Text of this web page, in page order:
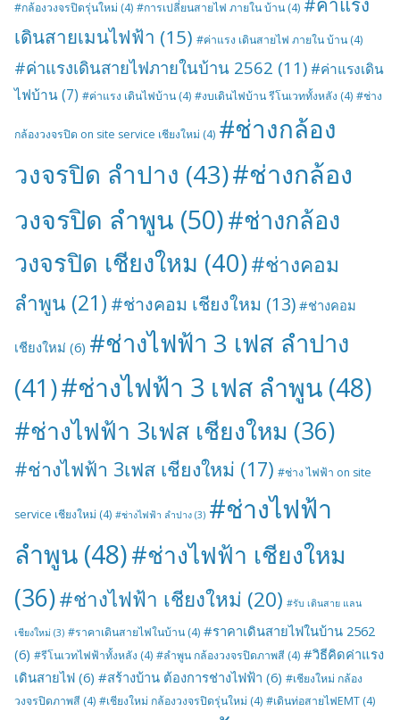
#กล้องวงจรปิดรุ่นใหม่ (4) #การเปลี่ยนสายไฟ ภายใน บ้าน (4)
เดินสายเมนไฟฟ้า (15) #ค่าแรง เดินสายไฟ ภายใน บ้าน (4)
#ค่าแรงเดินสายไฟภายในบ้าน 2562 (11) #ค่าแรงเดิน
ไฟบ้าน(7) #ค่าแรง เดินไฟบ้าน (4) #งบเดินไฟบ้าน รีโนเวททั้งหลัง (4) #ช่าง
กล้องวงจรปิด on site service เชียงใหม่ (4) #ช่างกล้อง
วงจรปิด ลำปาง (43)#ช่างกล้อง
วงจรปิด ลำพูน (50)#ช่างกล้อง
วงจรปิด เชียงใหม (40)#ช่างคอม
ลำพูน (21) #ช่างคอม เชียงใหม (13) #ช่างคอม
เชียงใหม่ (6) #ช่างไฟฟ้า 3 เฟส ลำปาง
(41)#ช่างไฟฟ้า 3 เฟส ลำพูน (48)
#ช่างไฟฟ้า 3เฟส เชียงใหม (36)
#ช่างไฟฟ้า 3เฟส เชียงใหม่ (17) #ช่าง ไฟฟ้า on site
service เชียงใหม่ (4) #ช่างไฟฟ้า ลำปาง (3) #ช่างไฟฟ้า
ลำพูน (48)#ช่างไฟฟ้า เชียงใหม
(36)#ช่างไฟฟ้า เชียงใหม่ (20) #รับ เดินสาย แลน
เชียงใหม่ (3) #ราคาเดินสายไฟในบ้าน (4) #ราคาเดินสายไฟในบ้าน 2562
(6) #รีโนเวทไฟฟ้าทั้งหลัง (4) #ลำพูน กล้องวงจรปิดภาพสี (4) #วิธีคิดค่าแรง
เดินสายไฟ (6) #สร้างบ้าน ต้องการช่างไฟฟ้า (6) #เชียงใหม่ กล้อง
วงจรปิดภาพสี (4) #เชียงใหม่ กล้องวงจรปิดรุ่นใหม่ (4) #เดินท่อสายไฟEMT (4)